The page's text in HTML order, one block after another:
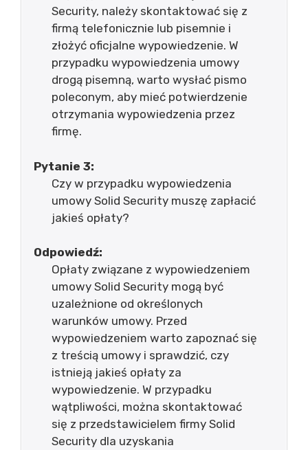
Security, należy skontaktować się z
firmą telefonicznie lub pisemnie i
złożyć oficjalne wypowiedzenie. W
przypadku wypowiedzenia umowy
drogą pisemną, warto wysłać pismo
poleconym, aby mieć potwierdzenie
otrzymania wypowiedzenia przez
firmę.
Pytanie 3:
Czy w przypadku wypowiedzenia
umowy Solid Security muszę zapłacić
jakieś opłaty?
Odpowiedź:
Opłaty związane z wypowiedzeniem
umowy Solid Security mogą być
uzależnione od określonych
warunków umowy. Przed
wypowiedzeniem warto zapoznać się
z treścią umowy i sprawdzić, czy
istnieją jakieś opłaty za
wypowiedzenie. W przypadku
wątpliwości, można skontaktować
się z przedstawicielem firmy Solid
Security dla uzyskania